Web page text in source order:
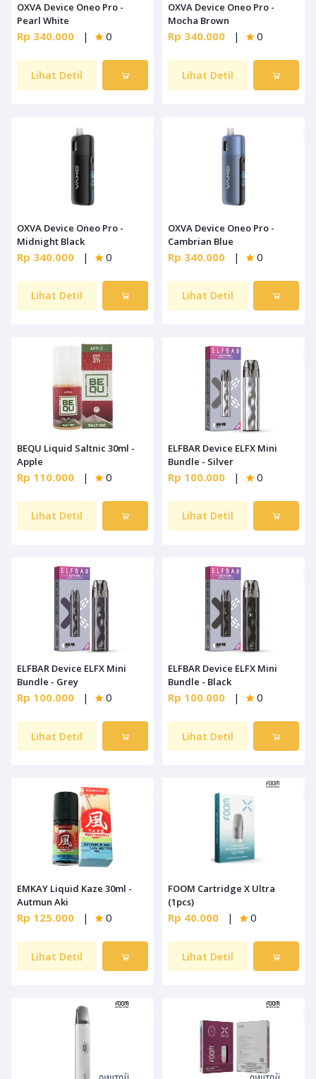
OXVA Device Oneo Pro -
Pearl White
Rp 340.000 | 0
Lihat Detil
OXVA Device Oneo Pro -
Mocha Brown
Rp 340.000 | 0
Lihat Detil
OXVA Device Oneo Pro -
Midnight Black
Rp 340.000 | 0
Lihat Detil
OXVA Device Oneo Pro -
Cambrian Blue
Rp 340.000 | 0
Lihat Detil
BEQU Liquid Saltnic 30ml -
Apple
Rp 110.000 | 0
Lihat Detil
ELFBAR Device ELFX Mini
Bundle - Silver
Rp 100.000 | 0
Lihat Detil
ELFBAR Device ELFX Mini
Bundle - Grey
Rp 100.000 | 0
Lihat Detil
ELFBAR Device ELFX Mini
Bundle - Black
Rp 100.000 | 0
Lihat Detil
EMKAY Liquid Kaze 30ml -
Autmun Aki
Rp 125.000 | 0
Lihat Detil
FOOM Cartridge X Ultra
(1pcs)
Rp 40.000 | 0
Lihat Detil